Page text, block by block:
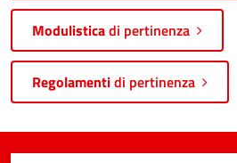
Modulisticadi pertinenza
Regolamentidi pertinenza